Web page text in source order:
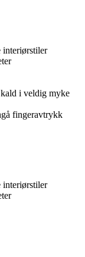
interiørstiler
i veldig myke
fingeravtrykk
interiørstiler